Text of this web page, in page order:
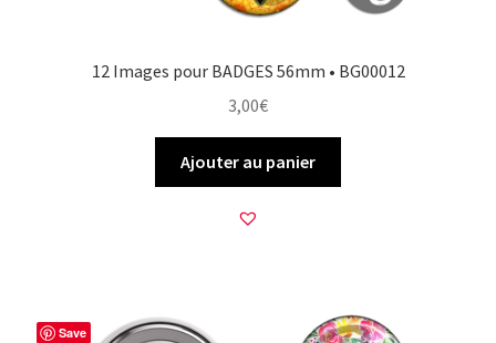
12 Images pour BADGES 56mm • BG00012
3,00€
Ajouter au panier
Save